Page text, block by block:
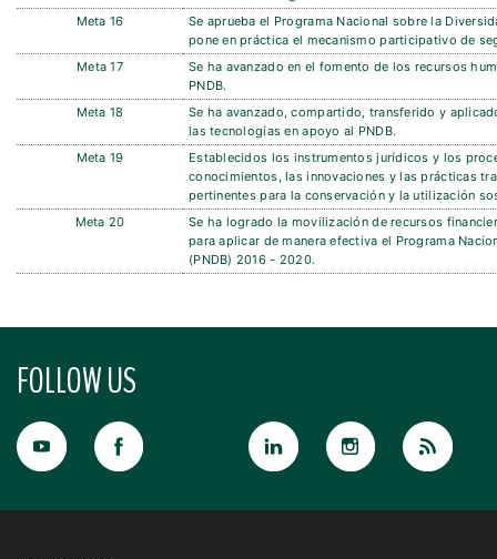
Meta 16
Se aprueba el Programa Nacional sobre la
pone en práctica el mecanismo participativo de
Meta 17
Se ha avanzado en el fomento de los recursos
PNDB.
Meta 18
Se ha avanzado, compartido, transferido y
las tecnologías en apoyo al PNDB.
Meta 19
Establecidos los instrumentos jurídicos y los
conocimientos, las innovaciones y las prácticas
pertinentes para la conservación y la utilización
Meta 20
Se ha logrado la movilización de recursos
para aplicar de manera efectiva el Programa
(PNDB) 2016 - 2020.
FOLLOW US